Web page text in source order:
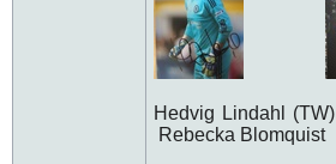
Hedvig Lindahl
Rebecka Blomquist